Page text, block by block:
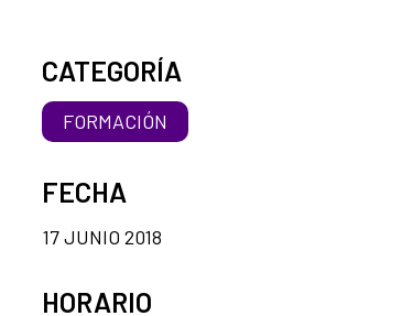
CATEGORÍA
FORMACIÓN
FECHA
17 JUNIO 2018
HORARIO